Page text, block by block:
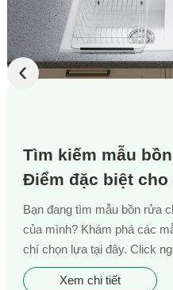
Tìm kiếm mẫu
Điểm đặc biệt cho
Bạn đang tìm mẫu bồn rửa
của mình? Khám phá các
chí chọn lựa tại đây. Click
Xem chi tiết
‹